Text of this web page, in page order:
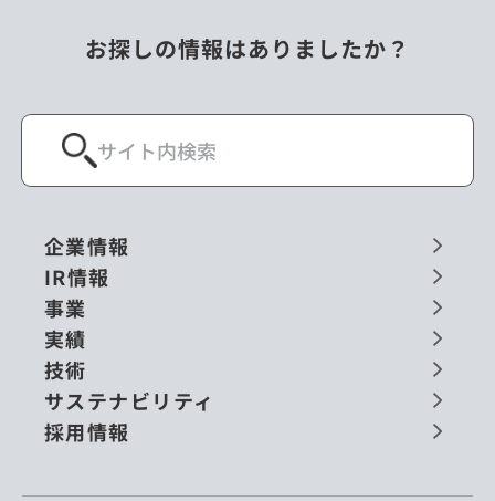
お探しの情報はありましたか？
企業情報
IR情報
事業
実績
技術
サステナビリティ
採用情報